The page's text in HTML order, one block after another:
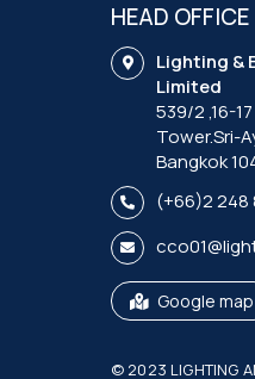
HEAD OFFICE
Lighting &
Limited
539/2 ,16-
Tower.Sri-
Bangkok
(+66)2 248
Google map
© 2023 LIGHTING